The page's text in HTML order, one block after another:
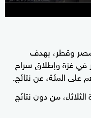
وقطر، بهدف
في غزة وإطلاق سراح
على المئة، عن نتائج.
من دون نتائج